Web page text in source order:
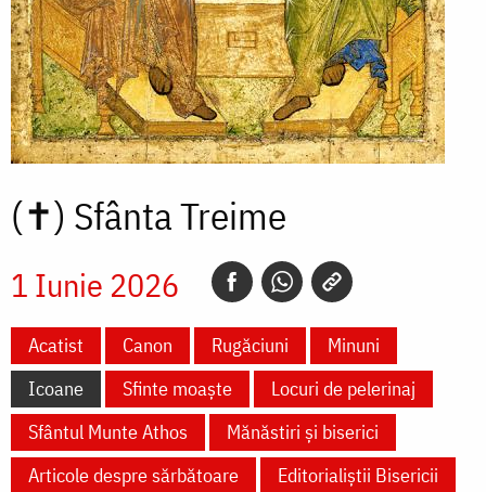
(✝) Sfânta Treime
1 Iunie 2026
Acatist Canon Rugăciuni
Minuni
Icoane
Sfinte moaște
Locuri de pelerinaj
Sfântul Munte Athos
Mănăstiri și biserici
Articole despre sărbătoare
Editorialiștii Bisericii